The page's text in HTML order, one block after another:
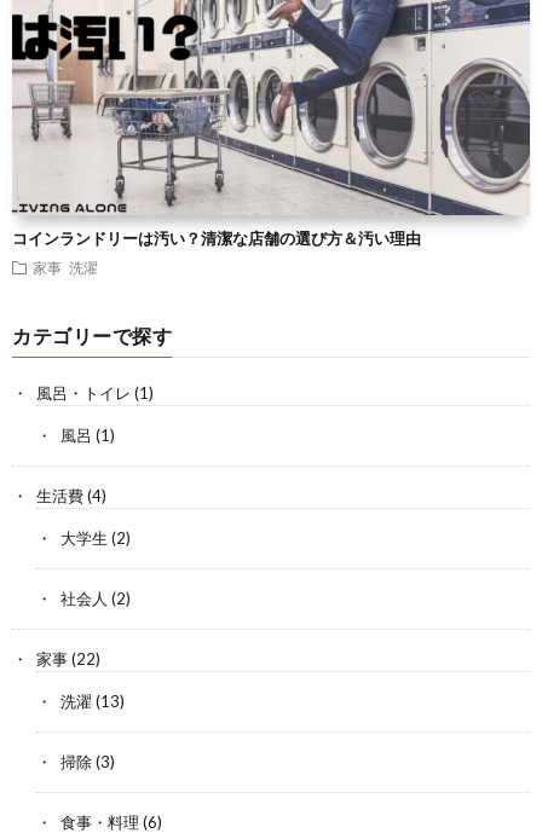
コインランドリーは汚い？清潔な店舗の選び方＆汚い理由
家事 洗濯
カテゴリーで探す
風呂・トイレ (1)
風呂 (1)
生活費(4)
大学生 (2)
社会人 (2)
家事(22)
洗濯 (13)
掃除(3)
食事・料理 (6)